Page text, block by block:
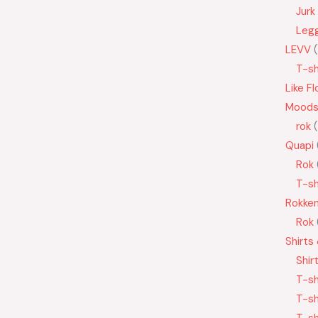
Jurk
LEVV
T-
Like
rok
Quapi
Rok
T-
Rok
Shirts
T-
T-